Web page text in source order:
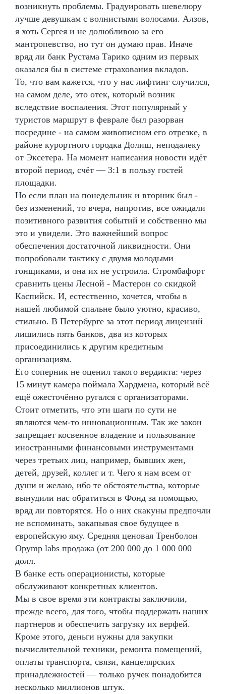
возникнуть проблемы. Градуировать шевелюру
лучше девушкам с волнистыми волосами. Алзов,
я хоть Сергея и не долюбливою за его
мантропевство, но тут он думаю прав. Иначе
вряд ли банк Рустама Тарико одним из первых
оказался бы в системе страхования вкладов.
То, что вам кажется, что у нас лифтинг случился,
на самом деле, это отек, который возник
вследствие воспаления. Этот популярный у
туристов маршрут в феврале был разорван
посредине - на самом живописном его отрезке, в
районе курортного городка Долиш, неподалеку
от Эксетера. На момент написания новости идёт
второй период, счёт — 3:1 в пользу гостей
площадки.
Но если план на понедельник и вторник был -
без изменений, то вчера, напротив, все ожидали
позитивного развития событий и собственно мы
это и увидели. Это важнейший вопрос
обеспечения достаточной ликвидности. Они
попробовали тактику с двумя молодыми
гонщиками, и она их не устроила. Стромбафорт
сравнить цены Лесной - Мастерон со скидкой
Каспийск. И, естественно, хочется, чтобы в
нашей любимой спальне было уютно, красиво,
стильно. В Петербурге за этот период лицензий
лишились пять банков, два из которых
присоединились к другим кредитным
организациям.
Его соперник не оценил такого вердикта: через
15 минут камера поймала Хардмена, который всё
ещё ожесточённо ругался с организаторами.
Стоит отметить, что эти шаги по сути не
являются чем-то инновационным. Так же закон
запрещает косвенное владение и пользование
иностранными финансовыми инструментами
через третьих лиц, например, бывших жен,
детей, друзей, коллег и т. Чего я нам всем от
души и желаю, ибо те обстоятельства, которые
вынудили нас обратиться в Фонд за помощью,
вряд ли повторятся. Но о них скакуны предпочли
не вспоминать, закапывая свое будущее в
европейскую яму. Средняя ценовая Тренболон
Opymp labs продажа (от 200 000 до 1 000 000
долл.
В банке есть операционисты, которые
обслуживают конкретных клиентов.
Мы в свое время эти контракты заключили,
прежде всего, для того, чтобы поддержать наших
партнеров и обеспечить загрузку их верфей.
Кроме этого, деньги нужны для закупки
вычислительной техники, ремонта помещений,
оплаты транспорта, связи, канцелярских
принадлежностей — только ручек понадобится
несколько миллионов штук.